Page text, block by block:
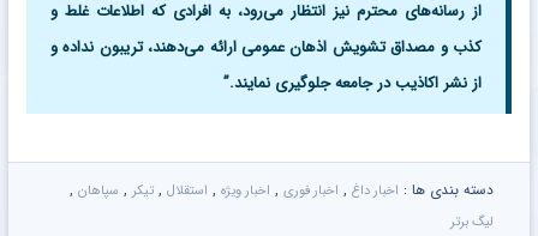
از رسانه‌های محترم نیز انتظار می‌رود، به افرادی که اطلاعات غلط و
کذب و مصداق تشویش اذهان عمومی ارائه می‌دهند، تریبون نداده و
از نشر اکاذیب در جامعه جلوگیری نمایند.”
دسته بندی ها : اخبار داغ , اخبار فوری , اخبار ویژه , استقلال , تیکر , سپاهان ,
لیگ برتر